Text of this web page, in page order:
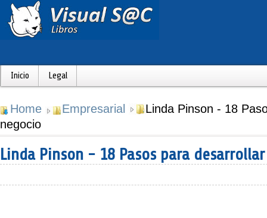
Inicio Legal
Home Empresarial
Linda Pinson - 18
negocio
Linda Pinson - 18 Pasos para